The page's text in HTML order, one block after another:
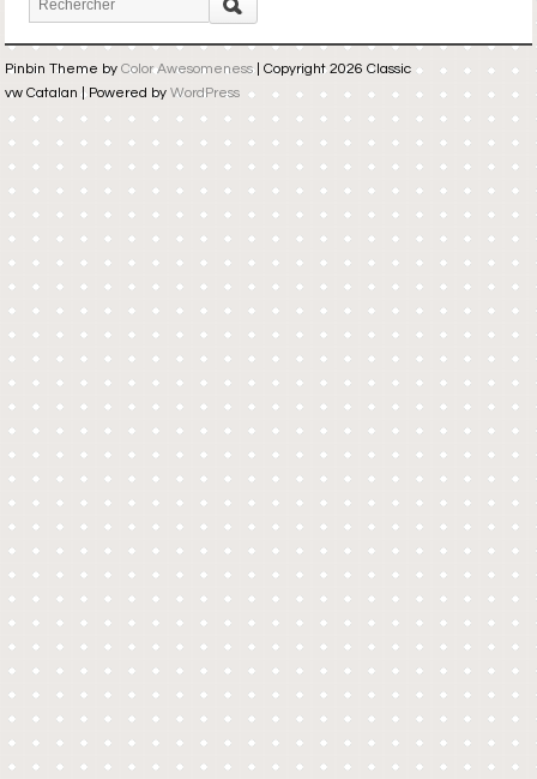
Pinbin Theme by Color Awesomeness| Copyright 2026 Classic
vw Catalan | Powered by WordPress